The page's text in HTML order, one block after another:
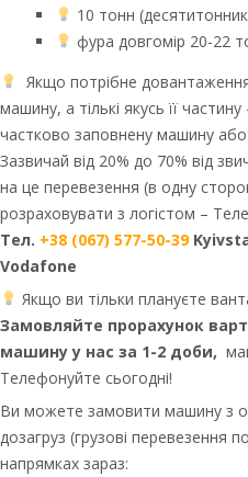
10 тонн
фура довгомір 20-22
Якщо потрібне
машину, а тількі якусь її
частково заповнену машину
Зазвичай від 20% до 70% від
на це перевезення (в одну
розраховувати з логістом –
Тел. +38 (067) 577-50-39
Vodafone
Якщо ви тільки плануєте
Замовляйте прорахунок
машину у нас за 1-2 доби,
Телефонуйте сьогодні!
Ви можете замовити машину з
дозагруз (грузові перевезення
напрямках зараз: